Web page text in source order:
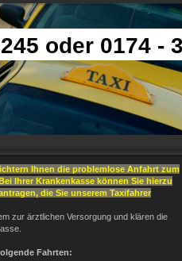
oder 0174 -
Ihnen die problemlose Anfahrt zum
Ihrer Krankenkasse können Sie hierzu
die Sie unserem Taxifahrer
zur ärztlichen Versorgung und klären die
Fahrten: